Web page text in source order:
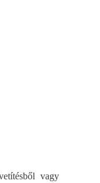
vagy